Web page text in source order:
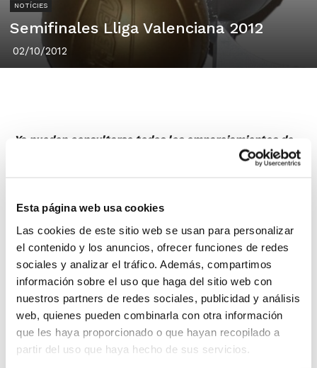
Esta página web usa cookies
Las cookies de este sitio web se usan para personalizar
el contenido y los anuncios, ofrecer funciones de redes
sociales y analizar el tráfico. Además, compartimos
información sobre el uso que haga del sitio web con
nuestros partners de redes sociales, publicidad y análisis
web, quienes pueden combinarla con otra información
que les haya proporcionado o que hayan recopilado a
partir del uso que haya hecho de sus servicios.
NOTÍCIES
Semifinales Lliga Valenciana 2012
02/10/2012
Ya pueden consultarse todos los emparejamientos de
Semifinales de la Lliga Valenciana 2012. Los
primer título oficial de la temporada se jugarán el 6-7
de octubre.
En laLliga Valenciana 1ª División Masculina , las
semifinales enfrentarán a Bàsquet Paterna y Jovens
Almàssera por un lado, y a C.B. Guardamar y C.B.
Alginet por otro.
En la Lliga Valenciana Femenina
ya se conocen los dos